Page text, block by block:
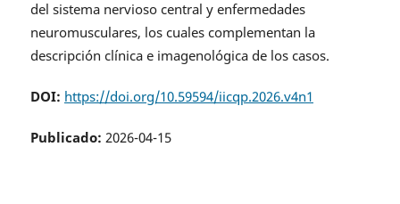
del sistema nervioso central y enfermedades
neuromusculares, los cuales complementan la
descripción clínica e imagenológica de los casos.
DOI: https://doi.org/10.59594/iicqp.2026.v4n1
Publicado: 2026-04-15